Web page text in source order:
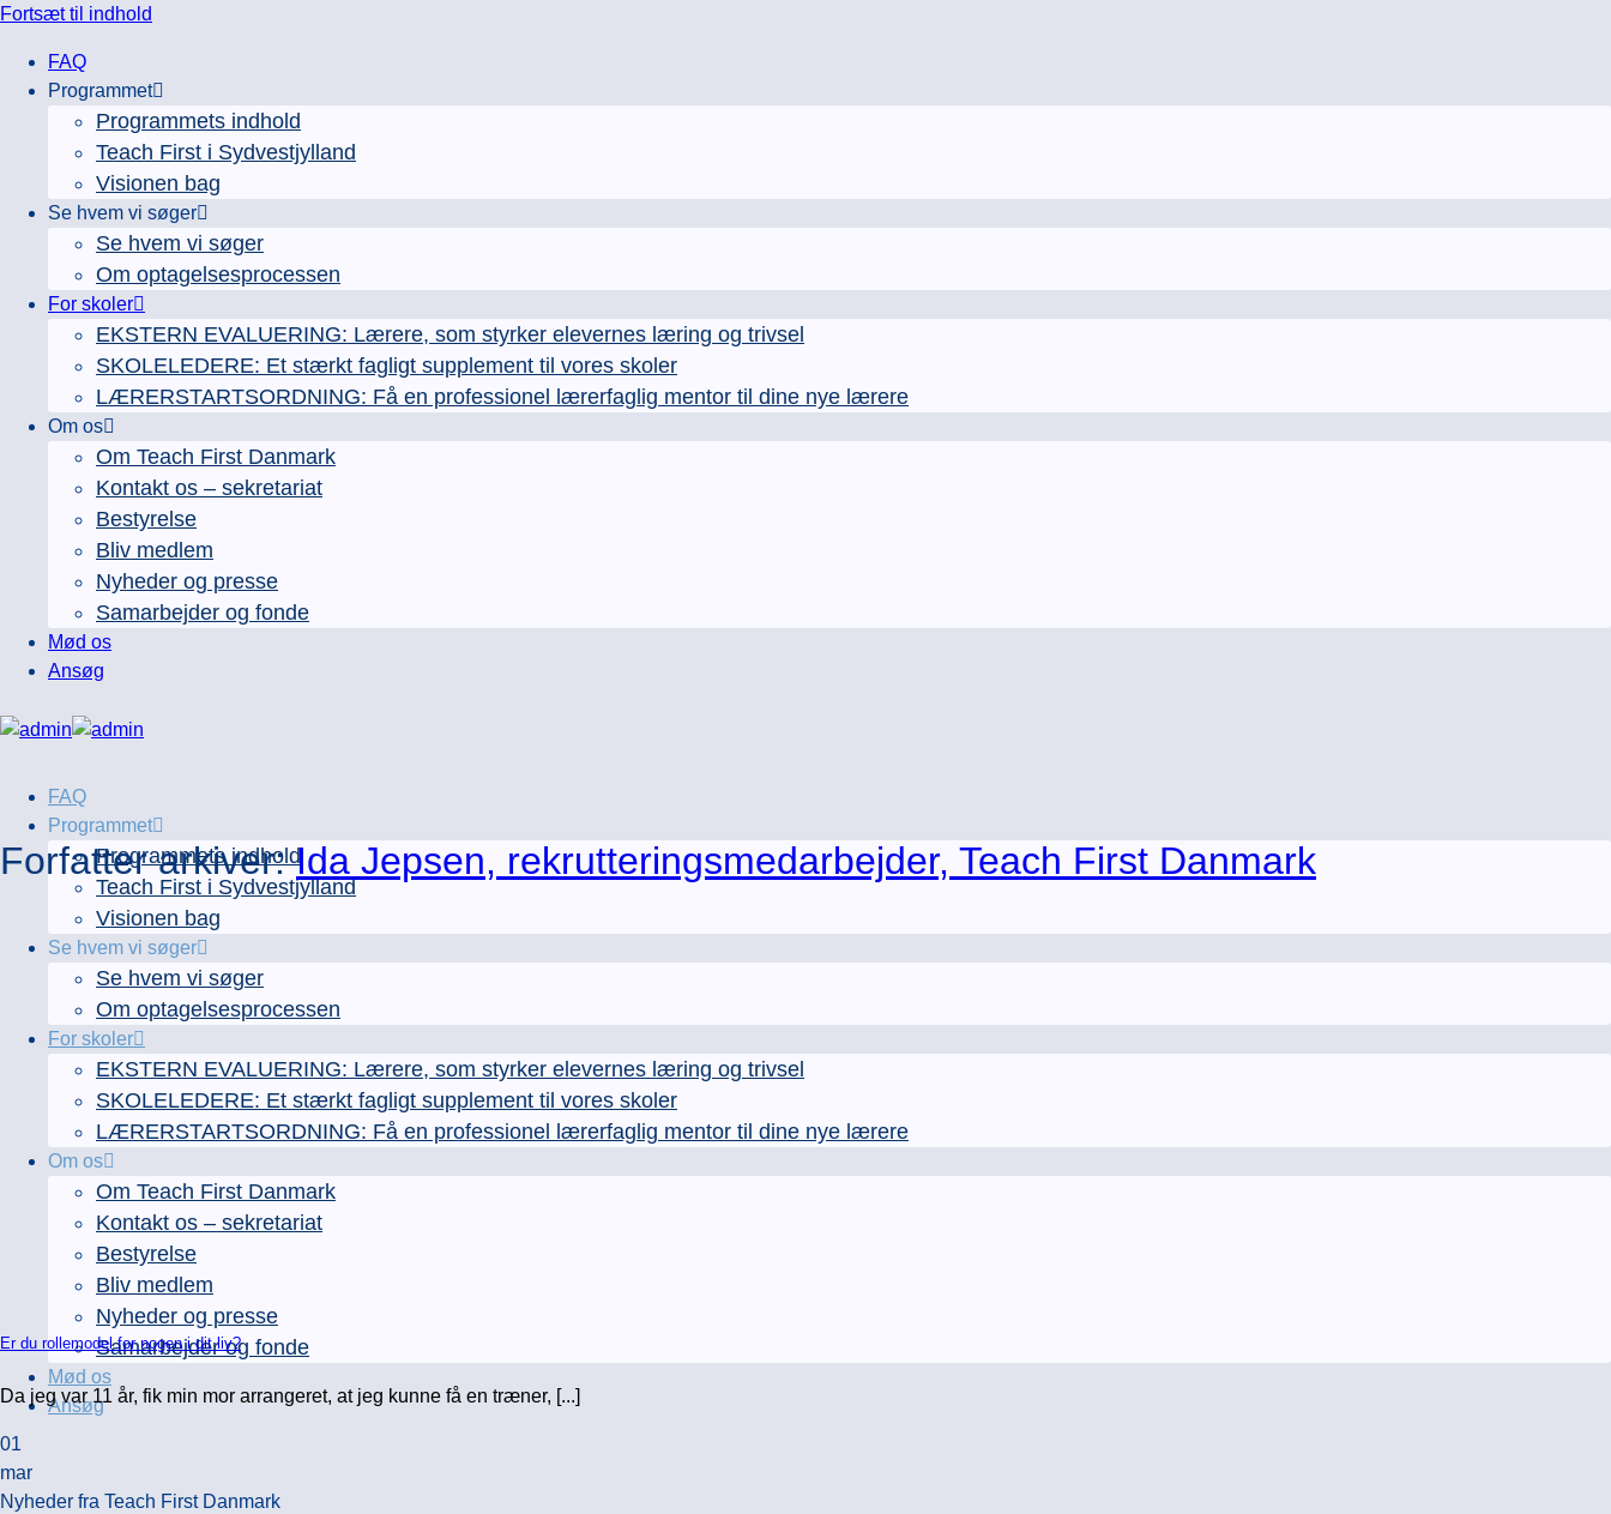
Fortsæt til indhold
FAQ
Programmet
Programmets indhold
Teach First i Sydvestjylland
Visionen bag
Se hvem vi søger
Se hvem vi søger
Om optagelsesprocessen
For skoler
EKSTERN EVALUERING: Lærere, som styrker elevernes læring og trivsel
SKOLELEDERE: Et stærkt fagligt supplement til vores skoler
LÆRERSTARTSORDNING: Få en professionel lærerfaglig mentor til dine nye lærere
Om os
Om Teach First Danmark
Kontakt os – sekretariat
Bestyrelse
Bliv medlem
Nyheder og presse
Samarbejder og fonde
Mød os
Ansøg
FAQ
Programmet
Programmets indhold
Teach First i Sydvestjylland
Visionen bag
Se hvem vi søger
Se hvem vi søger
Om optagelsesprocessen
For skoler
EKSTERN EVALUERING: Lærere, som styrker elevernes læring og trivsel
SKOLELEDERE: Et stærkt fagligt supplement til vores skoler
LÆRERSTARTSORDNING: Få en professionel lærerfaglig mentor til dine nye lærere
Om os
Om Teach First Danmark
Kontakt os – sekretariat
Bestyrelse
Bliv medlem
Nyheder og presse
Samarbejder og fonde
Mød os
Ansøg
Forfatter arkiver:Ida Jepsen, rekrutteringsmedarbejder, Teach First Danmark
Er du rollemodel for nogen i dit liv?
Da jeg var 11 år, fik min mor arrangeret, at jeg kunne få en træner, [...]
01
mar
Nyheder fra Teach First Danmark